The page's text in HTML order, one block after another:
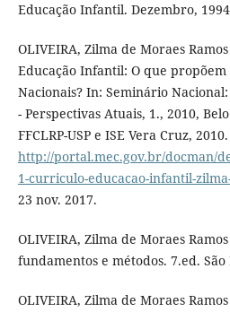
Educação Infantil. Dezembro,
OLIVEIRA, Zilma de Moraes
Educação Infantil: O que
Nacionais? In: Seminário
- Perspectivas Atuais, 1., 2010,
FFCLRP-USP e ISE Vera Cruz,
http://portal.mec.gov.br/docman/
1-curriculo-educacao-infantil-
23 nov. 2017.
OLIVEIRA, Zilma de Moraes
fundamentos e métodos. 7.ed. São
OLIVEIRA, Zilma de Moraes